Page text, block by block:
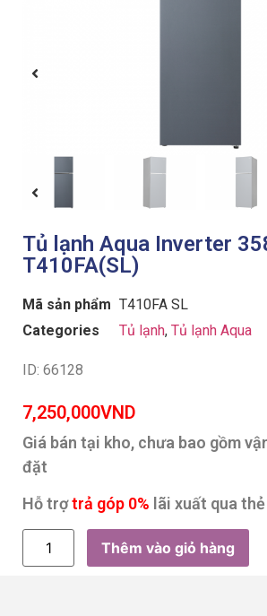
Tủ lạnh Aqua Inverter
T410FA(SL)
Mã sản phẩm T410FA SL
Categories
Tủ lạnh, Tủ lạnh Aqua
ID: 66128
7,250,000VND
Giá bán tại kho, chưa bao gồm
đặt
Hỗ trợtrả góp 0% lãi xuất qua
Thêm vào giỏ hàng